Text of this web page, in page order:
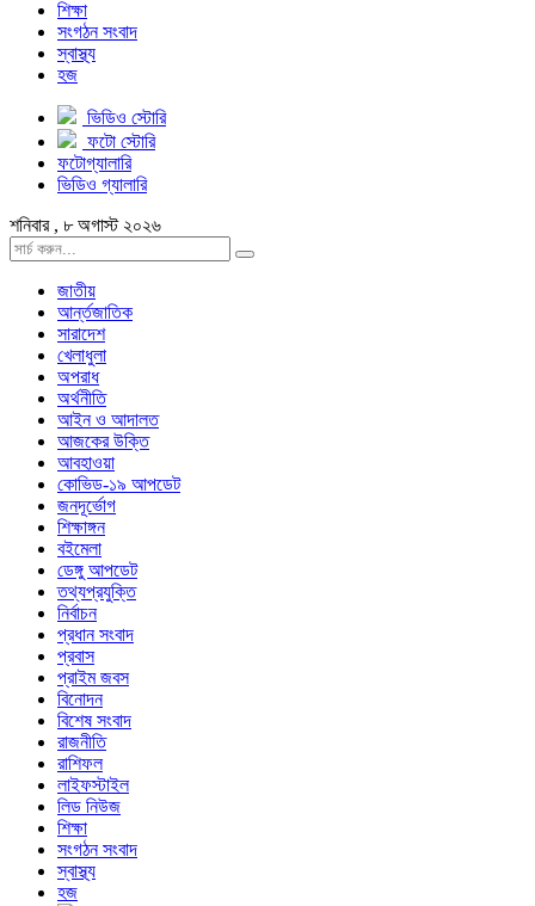
শিক্ষা
সংগঠন সংবাদ
স্বাস্থ্য
হজ
ভিডিও স্টোরি
ফটো স্টোরি
ফটোগ্যালারি
ভিডিও গ্যালারি
শনিবার , ৮ অগাস্ট ২০২৬
জাতীয়
আর্ন্তজাতিক
সারাদেশ
খেলাধুলা
অপরাধ
অর্থনীতি
আইন ও আদালত
আজকের উক্তি
আবহাওয়া
কোভিড-১৯ আপডেট
জনদূর্ভোগ
শিক্ষাঙ্গন
বইমেলা
ডেঙ্গু আপডেট
তথ্যপ্রযুক্তি
নির্বাচন
প্রধান সংবাদ
প্রবাস
প্রাইম জবস
বিনোদন
বিশেষ সংবাদ
রাজনীতি
রাশিফল
লাইফস্টাইল
লিড নিউজ
শিক্ষা
সংগঠন সংবাদ
স্বাস্থ্য
হজ